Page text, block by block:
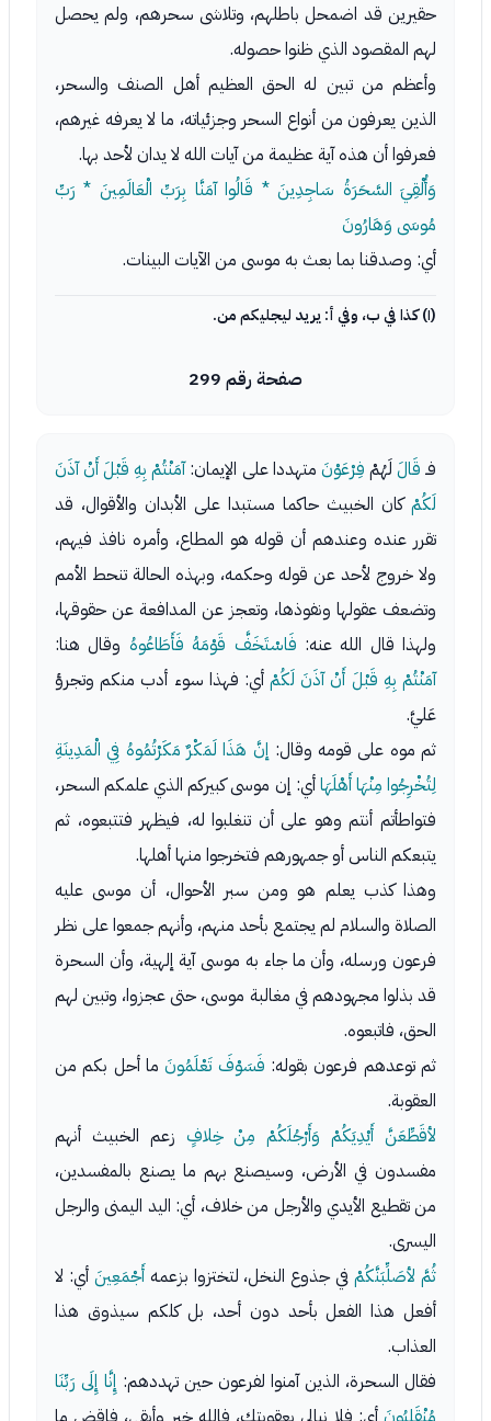
حقيرين قد اضمحل باطلهم، وتلاشى سحرهم، ولم يحصل
لهم المقصود الذي ظنوا حصوله.
وأعظم من تبين له الحق العظيم أهل الصنف والسحر،
الذين يعرفون من أنواع السحر وجزئياته، ما لا يعرفه غيرهم،
فعرفوا أن هذه آية عظيمة من آيات الله لا يدان لأحد بها.
وَأُلْقِيَ السَّحَرَةُ سَاجِدِينَ * قَالُوا آمَنَّا بِرَبِّ الْعَالَمِينَ * رَبِّ
مُوسَى وَهَارُونَ
أي: وصدقنا بما بعث به موسى من الآيات البينات.
(١) كذا في ب، وفي أ: يريد ليجليكم من.
صفحة رقم 299
فـ قَالَ لَهُمْ فِرْعَوْنَ متهددا على الإيمان:آمَنْتُمْ بِهِ قَبْلَ أَنْ آذَنَ
لَكُمْ كان الخبيث حاكما مستبدا على الأبدان والأقوال، قد
تقرر عنده وعندهم أن قوله هو المطاع، وأمره نافذ فيهم،
ولا خروج لأحد عن قوله وحكمه، وبهذه الحالة تنحط الأمم
وتضعف عقولها ونفوذها، وتعجز عن المدافعة عن حقوقها،
ولهذا قال الله عنه: فَاسْتَخَفَّ قَوْمَهُ فَأَطَاعُوهُ وقال هنا:
آمَنْتُمْ بِهِ قَبْلَ أَنْ آذَنَ لَكُمْأي: فهذا سوء أدب منكم وتجرؤ
عَليَّ.
ثم موه على قومه وقال: إنَّ هَذَا لَمَكْرٌ مَكَرْتُمُوهُ فِي الْمَدِينَةِ
لِتُخْرِجُوا مِنْهَا أَهْلَهَاأي: إن موسى كبيركم الذي علمكم السحر،
فتواطأتم أنتم وهو على أن تنغلبوا له، فيظهر فتتبعوه، ثم
يتبعكم الناس أو جمهورهم فتخرجوا منها أهلها.
وهذا كذب يعلم هو ومن سبر الأحوال، أن موسى عليه
الصلاة والسلام لم يجتمع بأحد منهم، وأنهم جمعوا على نظر
فرعون ورسله، وأن ما جاء به موسى آية إلهية، وأن السحرة
قد بذلوا مجهودهم في مغالبة موسى، حتى عجزوا، وتبين لهم
الحق، فاتبعوه.
ثم توعدهم فرعون بقوله: فَسَوْفَ تَعْلَمُونَما أحل بكم من
العقوبة.
لأقَطِّعَنَّ أَيْدِيَكُمْ وَأَرْجُلَكُمْ مِنْ خِلافٍ زعم الخبيث أنهم
مفسدون في الأرض، وسيصنع بهم ما يصنع بالمفسدين،
من تقطيع الأيدي والأرجل من خلاف، أي: اليد اليمنى والرجل
اليسرى.
ثُمَّ لأصَلِّبَنَّكُمْفي جذوع النخل، لتختزوا بزعمهأَجْمَعِينَ أي: لا
أفعل هذا الفعل بأحد دون أحد، بل كلكم سيذوق هذا
العذاب.
فقال السحرة، الذين آمنوا لفرعون حين تهددهم: إِنَّا إِلَى رَبِّنَا